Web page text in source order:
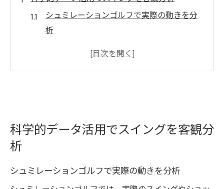
シュミレーションゴルフで実際の動きを分
析
科学的データでスイング改善のコツを発見
データ分析が導くゴルフ上達の新常識
シュミレーションゴルフ応用の効果を徹底
解説
科学的データ活用でスイングを客観分
析
シュミレーションゴルフで実際の動きを分析